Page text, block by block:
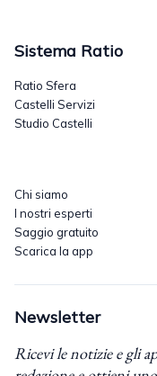
Sistema Ratio
Ratio Sfera
Castelli Servizi
Studio Castelli
Chi siamo
I nostri esperti
Saggio gratuito
Scarica la app
Newsletter
Ricevi le notizie e gli